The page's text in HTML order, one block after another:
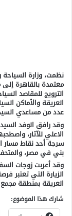
معتمدة بالقاهرة
الترويج للمقاصد
العريقة والأماكن
عدد من مساعدي
وقد رافق الوفد
الاعلي للآثار،
سرجة أحد نقاط مسار
بني في مصر،
وقد أعربت زوجات
الزيارة التي تعتبر
العريقة بمنطقة مجمع
شارك هذا الموضوع: